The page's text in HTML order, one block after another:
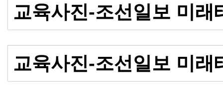
교육사진-조선일보 미
교육사진-조선일보 미